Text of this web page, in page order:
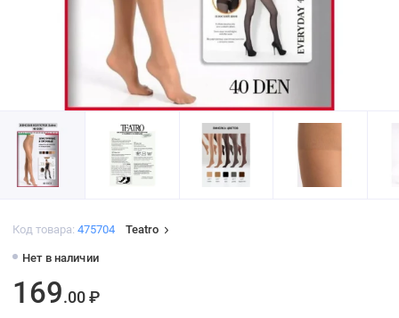
Код товара: 475704 Teatro
Нет в наличии
169.00 ₽